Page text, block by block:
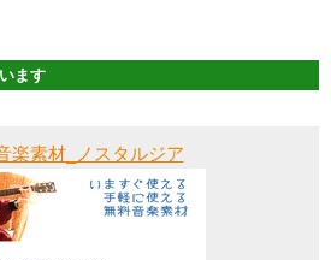
ます
楽素材_ノスタルジア